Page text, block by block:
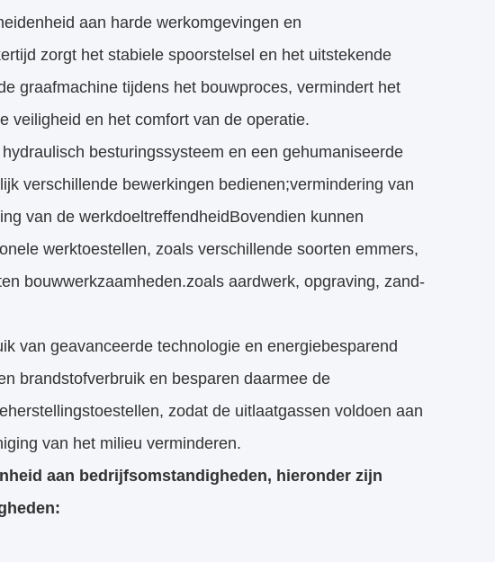
aan harde werkomgevingen en
zorgt het stabiele spoorstelsel en het uitstekende
graafmachine tijdens het bouwproces, vermindert het
veiligheid en het comfort van de operatie.
besturingssysteem en een gehumaniseerde
verschillende bewerkingen bedienen;vermindering van
van de werkdoeltreffendheidBovendien kunnen
werktoestellen, zoals verschillende soorten emmers,
bouwwerkzaamheden.zoals aardwerk, opgraving, zand-
van geavanceerde technologie en energiebesparend
brandstofverbruik en besparen daarmee de
zodat de uitlaatgassen voldoen aan
van het milieu verminderen.
aan bedrijfsomstandigheden, hieronder zijn